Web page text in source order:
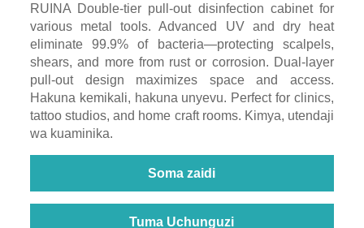
RUINA Double-tier pull-out disinfection cabinet for
various metal tools. Advanced UV and dry heat
eliminate 99.9% of bacteria—protecting scalpels,
shears, and more from rust or corrosion. Dual-layer
pull-out design maximizes space and access.
Hakuna kemikali, hakuna unyevu. Perfect for clinics,
tattoo studios, and home craft rooms. Kimya, utendaji
wa kuaminika.
Soma zaidi
Tuma Uchunguzi